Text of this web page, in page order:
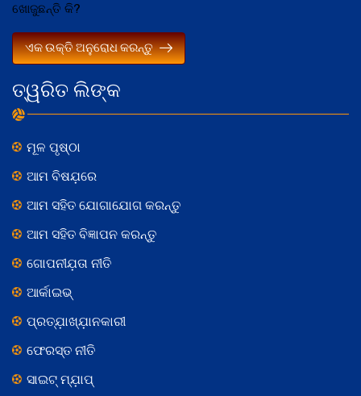
ତ୍ୱରିତ ଲିଙ୍କ
ମୂଳ ପୃଷ୍ଠା
ଆମ ବିଷଯ଼ରେ
ଆମ ସହିତ ଯୋଗାଯୋଗ କରନ୍ତୁ
ଆମ ସହିତ ବିଜ୍ଞାପନ କରନ୍ତୁ
ଗୋପନୀଯ଼ତା ନୀତି
ଆର୍କାଇଭ୍
ପ୍ରତ୍ଯ଼ାଖ୍ଯ଼ାନକାରୀ
ଫେରସ୍ତ ନୀତି
ସାଇଟ୍ ମ୍ଯ଼ାପ୍
ଖୋଜୁଛନ୍ତି କି?
ଏକ ଉକ୍ତି ଅନୁରୋଧ କରନ୍ତୁ